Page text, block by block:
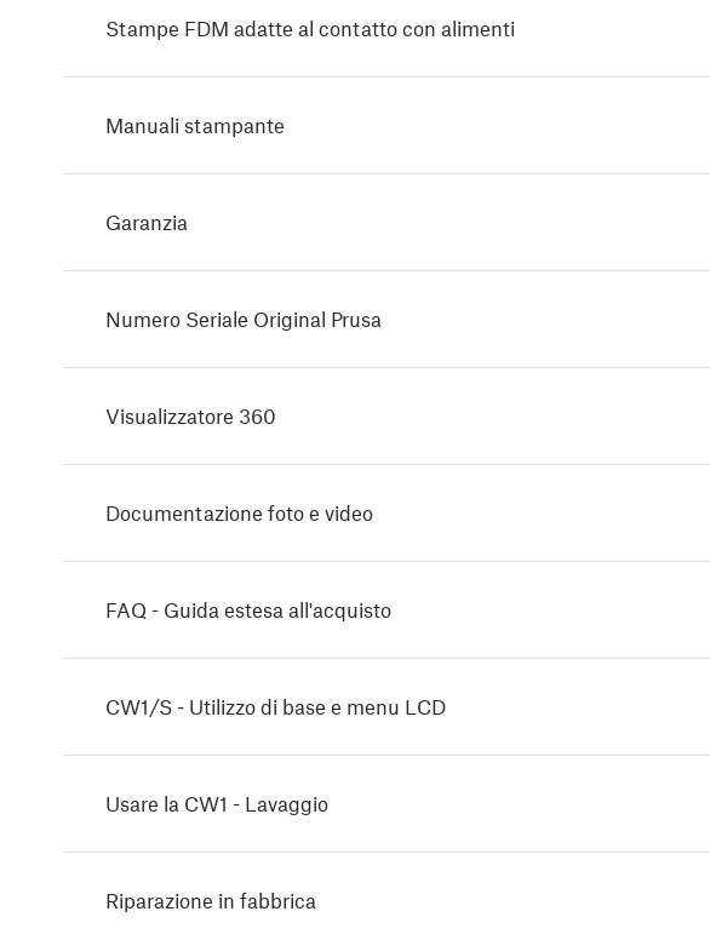
Stampe FDM adatte al contatto con alimenti
Manuali stampante
Garanzia
Numero Seriale Original Prusa
Visualizzatore 360
Documentazione foto e video
FAQ - Guida estesa all'acquisto
CW1/S - Utilizzo di base e menu LCD
Usare la CW1 - Lavaggio
Riparazione in fabbrica